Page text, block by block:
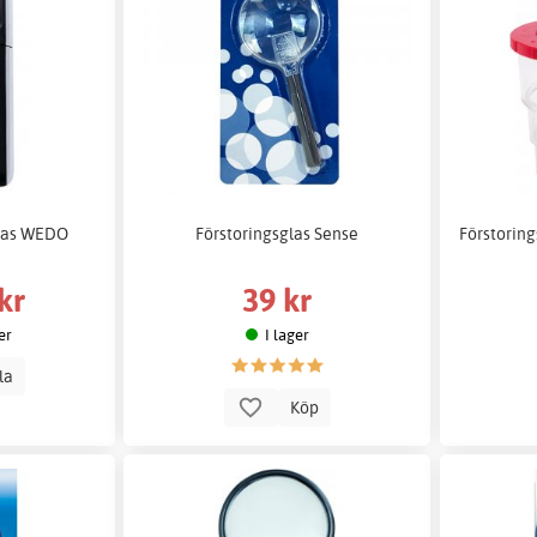
WEDO Förstoringsglas Sense
39 kr
I lager
Köp